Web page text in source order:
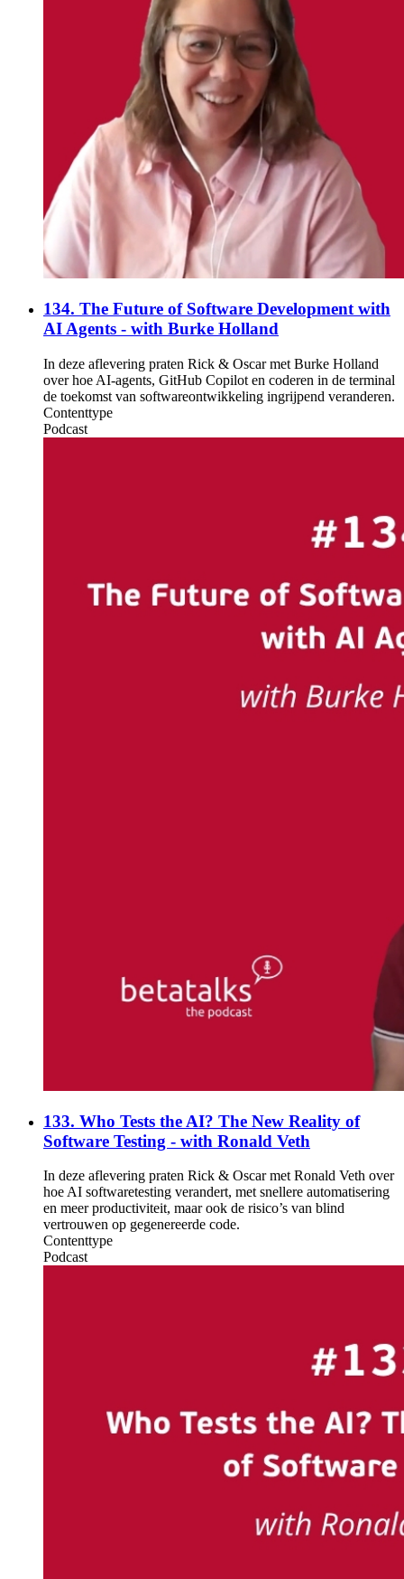
134. The Future of Software Development with
AI Agents - with Burke Holland
In deze aflevering praten Rick & Oscar met Burke Holland
over hoe AI-agents, GitHub Copilot en coderen in de terminal
de toekomst van softwareontwikkeling ingrijpend veranderen.
Contenttype
Podcast
133. Who Tests the AI? The New Reality of
Software Testing - with Ronald Veth
In deze aflevering praten Rick & Oscar met Ronald Veth over
hoe AI softwaretesting verandert, met snellere automatisering
en meer productiviteit, maar ook de risico’s van blind
vertrouwen op gegenereerde code.
Contenttype
Podcast